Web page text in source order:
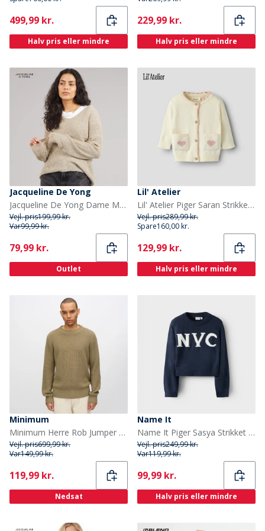
Current
499,99 kr.
Halv pris eller mindre
Current
229,99 kr.
Halv pris eller mindre
Jacqueline De Yong
Jacqueline De Yong Dame Megan Strik Trøje Cement
Vejl. pris199,99 kr.
Var99,99 kr.
Current
79,99 kr.
Outlet
Lil' Atelier
Lil' Atelier Piger Saran Strikket Cardigan Turtledove
Vejl. pris289,99 kr.
Spare160,00 kr.
Current
129,99 kr.
Halv pris eller mindre
Minimum
Minimum Herre Rob Jumper 1706 Mermaid
Vejl. pris699,99 kr.
Var149,99 kr.
Current
119,99 kr.
Nedsat
Name It
Name It Piger Sasya Strikket Sweater Navy Blazer
Vejl. pris249,99 kr.
Var119,99 kr.
Current
99,99 kr.
Halv pris eller mindre